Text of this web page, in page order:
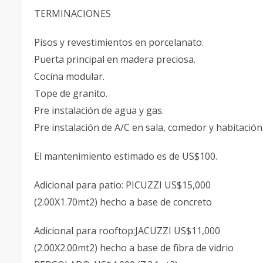
TERMINACIONES
Pisos y revestimientos en porcelanato.
Puerta principal en madera preciosa.
Cocina modular.
Tope de granito.
Pre instalación de agua y gas.
Pre instalación de A/C en sala, comedor y
El mantenimiento estimado es de US$100.
Adicional para patio: PICUZZI US$15,000
(2.00X1.70mt2) hecho a base de concreto
Adicional para rooftop:JACUZZI US$11,000
(2.00X2.00mt2) hecho a base de fibra de vidrio